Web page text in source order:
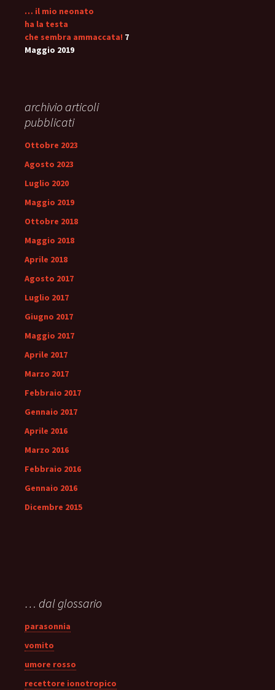
… il mio neonato
ha la testa
che sembra ammaccata! 7
Maggio 2019
archivio articoli
pubblicati
Ottobre 2023
Agosto 2023
Luglio 2020
Maggio 2019
Ottobre 2018
Maggio 2018
Aprile 2018
Agosto 2017
Luglio 2017
Giugno 2017
Maggio 2017
Aprile 2017
Marzo 2017
Febbraio 2017
Gennaio 2017
Aprile 2016
Marzo 2016
Febbraio 2016
Gennaio 2016
Dicembre 2015
… dal glossario
parasonnia
vomito
umore rosso
recettore ionotropico